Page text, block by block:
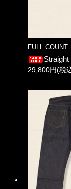
FULL COUNT
Straight
29,800円(税